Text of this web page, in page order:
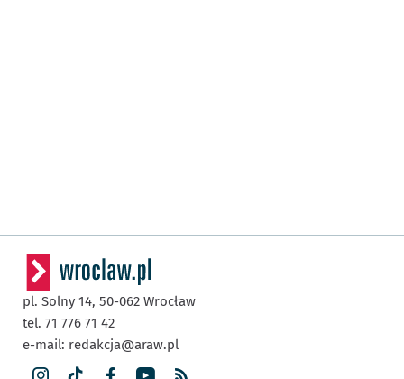
pl. Solny 14, 50-062 Wrocław
tel. 71 776 71 42
e-mail: redakcja@araw.pl